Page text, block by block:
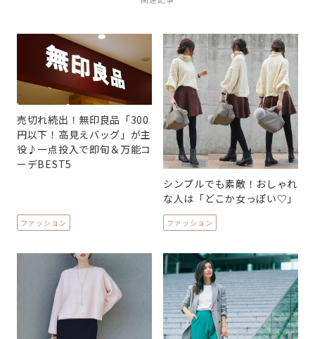
売切れ続出！無印良品「300
円以下！高見えバッグ」が主
役♪一点投入で即旬＆万能コ
ーデBEST5
ファッション
シンプルでも素敵！おしゃれ
な人は「どこか女っぽい♡」
ファッション